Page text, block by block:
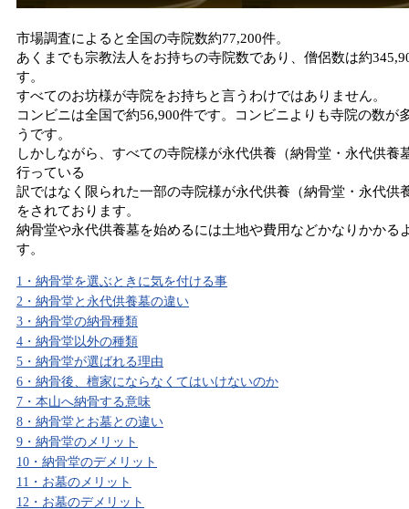
市場調査によると全国の寺院数約77,200件。
あくまでも宗教法人をお持ちの寺院数であり、僧侶数は約
す。
すべてのお坊様が寺院をお持ちと言うわけではありません。
コンビニは全国で約56,900件です。コンビニよりも寺院の数が
うです。
しかしながら、すべての寺院様が永代供養（納骨堂・永代供養
行っている
訳ではなく限られた一部の寺院様が永代供養（納骨堂・永代供
をされております。
納骨堂や永代供養墓を始めるには土地や費用などかなりかかる
す。
1・納骨堂を選ぶときに気を付ける事
2・納骨堂と永代供養墓の違い
3・納骨堂の納骨種類
4・納骨堂以外の種類
5・納骨堂が選ばれる理由
6・納骨後、檀家にならなくてはいけないのか
7・本山へ納骨する意味
8・納骨堂とお墓との違い
9・納骨堂のメリット
10・納骨堂のデメリット
11・お墓のメリット
12・お墓のデメリット